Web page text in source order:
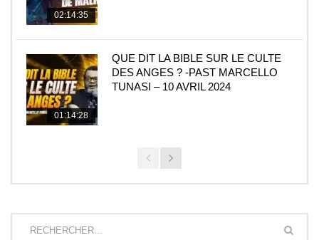
02:14:35
01:14:28
QUE DIT LA BIBLE SUR LE CULTE
DES ANGES ? -PAST MARCELLO
TUNASI – 10 AVRIL 2024